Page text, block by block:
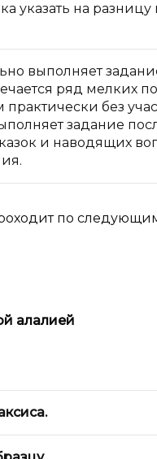
указать на разницу
выполняет
ряд мелких
без
задание
и наводящих
по
алалией